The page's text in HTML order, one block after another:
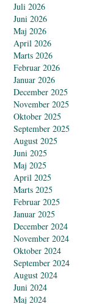
Juli 2026
Juni 2026
Maj 2026
April 2026
Marts 2026
Februar 2026
Januar 2026
December 2025
November 2025
Oktober 2025
September 2025
August 2025
Juni 2025
Maj 2025
April 2025
Marts 2025
Februar 2025
Januar 2025
December 2024
November 2024
Oktober 2024
September 2024
August 2024
Juni 2024
Maj 2024